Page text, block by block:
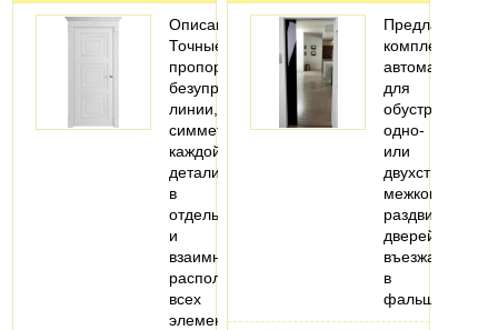
Описание:
Точные
пропорции,
безупречные
линии,
симметричность
каждой
детали
в
отдельности
и
взаимного
расположения
всех
элементов
Предлагаем
комплекты
автоматики
для
обустройства
одно-
или
двухстворчатых
межкомнатных
раздвижных
дверей,
въезжающих
в
фальшстену..